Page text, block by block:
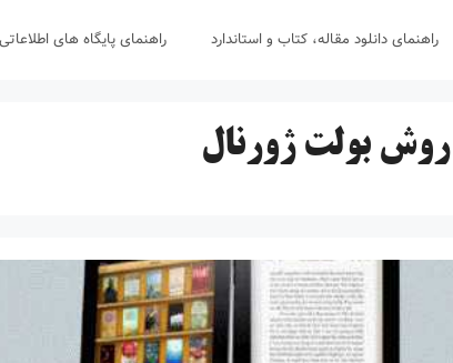
راهنمای دانلود مقاله، کتاب و استاندارد راهنمای پایگاه های اطلاعاتی
روش بولت ژورنال